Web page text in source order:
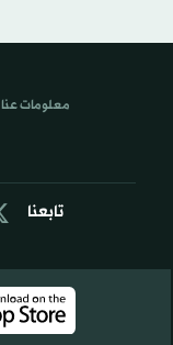
تابعنا
معلومات عنا